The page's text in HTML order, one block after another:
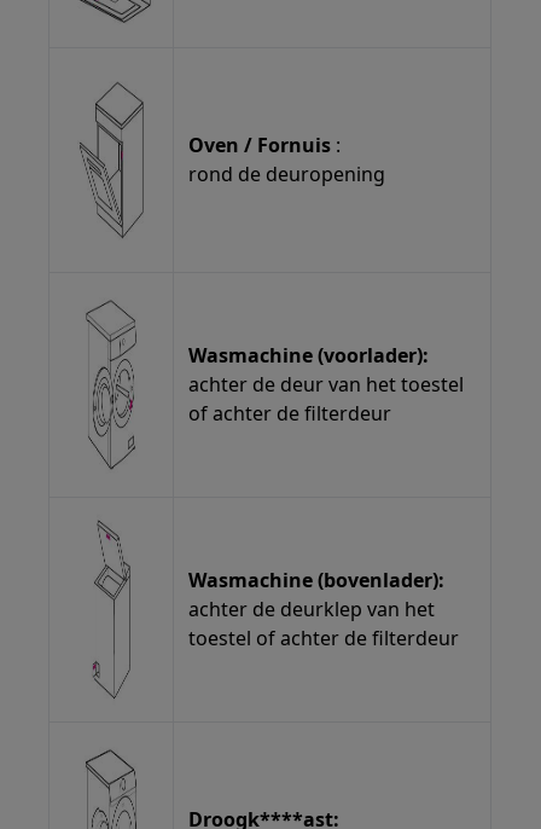
Oven / Fornuis :
rond de deuropening
Wasmachine (voorlader):
achter de deur van het toestel
of achter de filterdeur
Wasmachine (bovenlader):
achter de deurklep van het
toestel of achter de filterdeur
Droogk****ast: